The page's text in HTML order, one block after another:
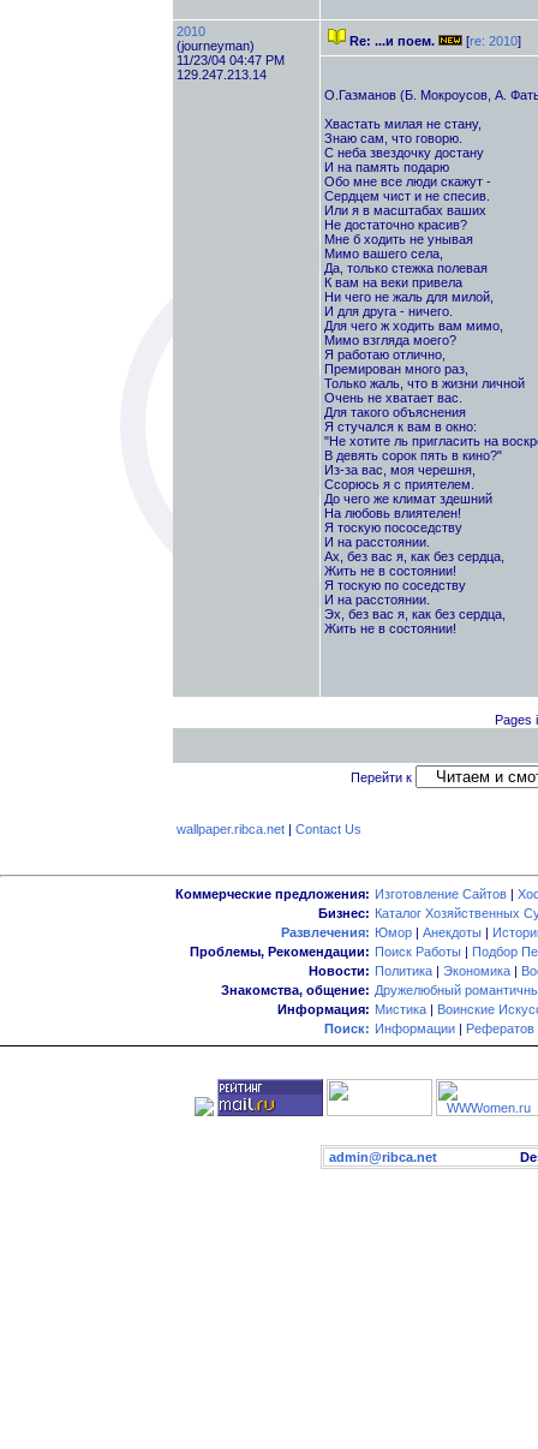
2010
(journeyman)
11/23/04 04:47 PM
129.247.213.14
Re: ...и поем. [re: 2010]
О.Газманов (Б. Мокроусов, А.
Хвастать милая не стану,
Знаю сам, что говорю.
С неба звездочку достану
И на память подарю
Обо мне все люди скажут -
Сердцем чист и не спесив.
Или я в масштабах ваших
Не достаточно красив?
Мне б ходить не унывая
Мимо вашего села,
Да, только стежка полевая
К вам на веки привела
Ни чего не жаль для милой,
И для друга - ничего.
Для чего ж ходить вам мимо,
Мимо взгляда моего?
Я работаю отлично,
Премирован много раз,
Только жаль, что в жизни личной
Очень не хватает вас.
Для такого объяснения
Я стучался к вам в окно:
"Не хотите ль пригласить на
В девять сорок пять в кино?"
Из-за вас, моя черешня,
Ссорюсь я с приятелем.
До чего же климат здешний
На любовь влиятелен!
Я тоскую пососедству
И на расстоянии.
Ах, без вас я, как без сердца,
Жить не в состоянии!
Я тоскую по соседству
И на расстоянии.
Эх, без вас я, как без сердца,
Жить не в состоянии!
Pages
Перейти к
wallpaper.ribca.net| Contact Us
Коммерческие предложения: Изготовление Сайтов |
Бизнес: Каталог Хозяйственных
Развлечения: Юмор | Анекдоты |
Проблемы, Рекомендации: Поиск Работы | Подбор
Новости: Политика | Экономика |
Знакомства, общение: Дружелюбный
Информация: Мистика | Воинские
Поиск: Информации | Рефератов
admin@ribca.net